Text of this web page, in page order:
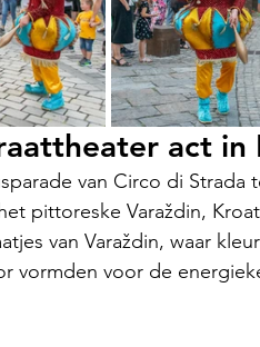
act in
van Circo di
pittoreske Varaždin,
van Varaždin, waar
vormden voor de